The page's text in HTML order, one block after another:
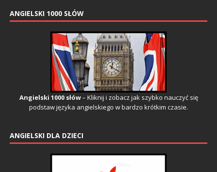
ANGIELSKI 1000 SŁÓW
Angielski 1000 słów– Kliknij i zobacz jak szybko nauczyć się
podstaw języka angielskiego w bardzo krótkim czasie.
ANGIELSKI DLA DZIECI